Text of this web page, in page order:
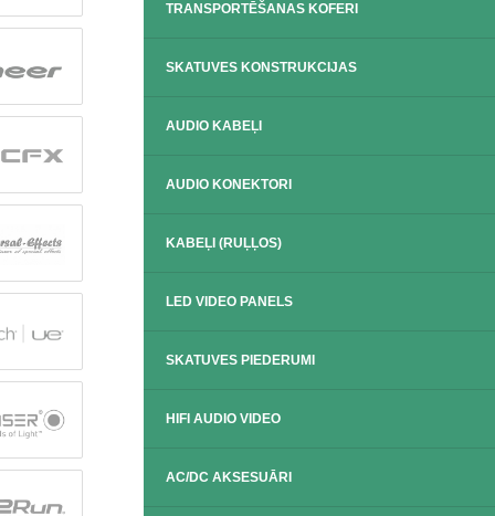
TRANSPORTĒŠANAS KOFERI
SKATUVES KONSTRUKCIJAS
AUDIO KABEĻI
AUDIO KONEKTORI
KABEĻI (RUĻĻOS)
LED VIDEO PANELS
SKATUVES PIEDERUMI
HIFI AUDIO VIDEO
AC/DC AKSESUĀRI